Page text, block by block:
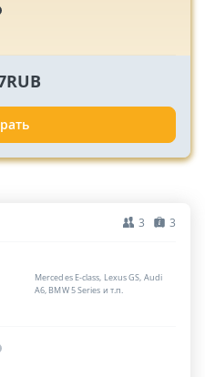
3 3
Mercedes E-class, Lexus GS, Audi
A6, BMW 5 Series и т.п.